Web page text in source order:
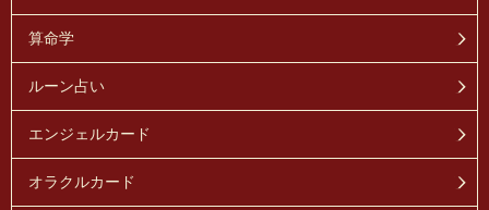
算命学
ルーン占い
エンジェルカード
オラクルカード